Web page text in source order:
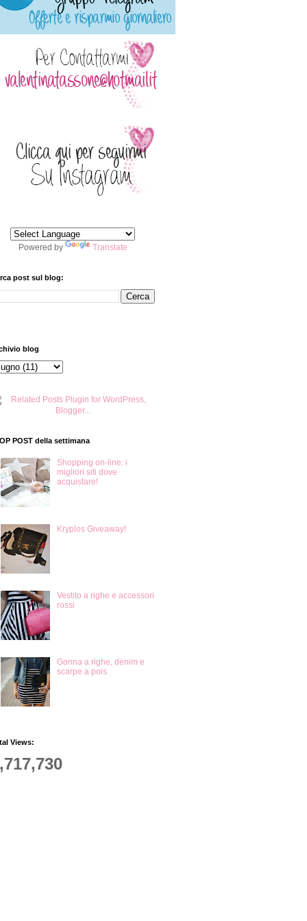
Powered by Translate
post sul blog:
blog
POST della settimana
Shopping on-line: i
migliori siti dove
acquistare!
Kryplos Giveaway!
Vestito a righe e accessori
rossi
Gonna a righe, denim e
scarpe a pois
Views: